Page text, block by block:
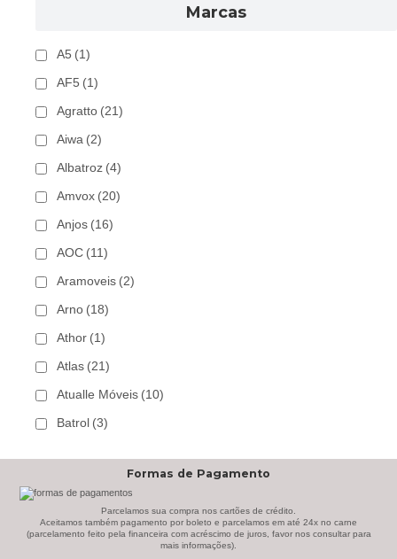
Marcas
A5 (1)
AF5 (1)
Agratto (21)
Aiwa (2)
Albatroz (4)
Amvox (20)
Anjos (16)
AOC (11)
Aramoveis (2)
Arno (18)
Athor (1)
Atlas (21)
Atualle Móveis (10)
Batrol (3)
Bem Estar Clima (2)
Bem Estar Estofados (3)
Formas de Pagamento
Parcelamos sua compra nos cartões de crédito.
Aceitamos também pagamento por boleto e parcelamos em até 24x no carne
(parcelamento feito pela financeira com acréscimo de juros, favor nos consultar para
mais informações).